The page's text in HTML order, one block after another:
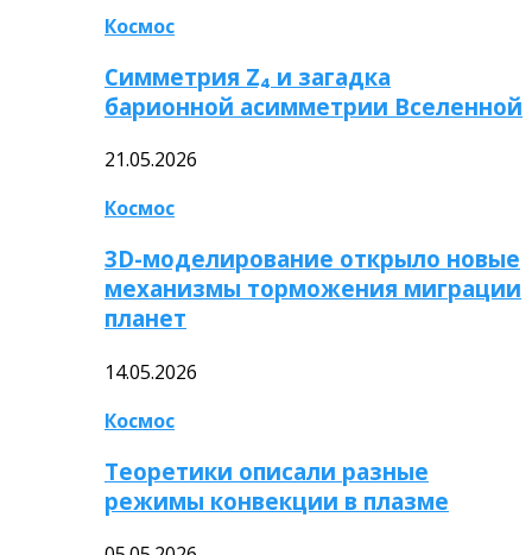
Космос
Симметрия Z₄ и загадка
барионной асимметрии Вселенной
21.05.2026
Космос
3D-моделирование открыло новые
механизмы торможения миграции
планет
14.05.2026
Космос
Теоретики описали разные
режимы конвекции в плазме